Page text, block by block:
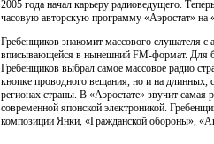
2005 года начал карьеру радиоведущего.
часовую авторскую программу «Аэростат» на
Гребенщиков знакомит массового слушателя с
вписывающейся в нынешний FM-формат. Для
Гребенщиков выбрал самое массовое радио
кнопке проводного вещания, но и на
регионах страны. В «Аэростате» звучит самая
современной японской электроникой.
композиции Янки, «Гражданской обороны»,